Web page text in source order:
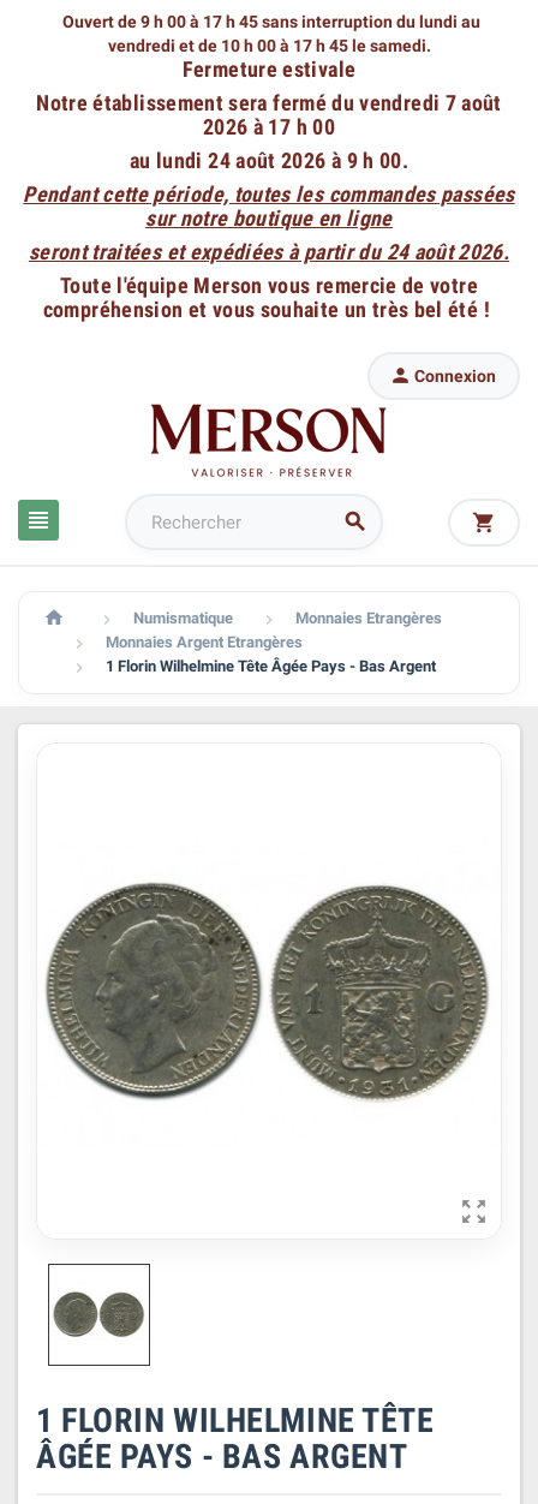
Ouvert de 9 h 00 à 17 h 45 sans interruption du lundi au
vendredi et de 10 h 00 à 17 h 45 le samedi.
Fermeture estivale
Notre établissement sera fermé du vendredi 7 août
2026 à 17 h 00
au lundi 24 août 2026 à 9 h 00.
Pendant cette période, toutes les commandes passées
sur notre boutique en ligne
seront traitées et expédiées à partir du 24 août 2026.
Toute l'équipe Merson vous remercie de votre
compréhension et vous souhaite un très bel été !
 
 Connexion

  Numismatique  Monnaies Etrangères
 Monnaies Argent Etrangères
 1 Florin Wilhelmine Tête Âgée Pays - Bas Argent

1 FLORIN WILHELMINE TÊTE
ÂGÉE PAYS - BAS ARGENT